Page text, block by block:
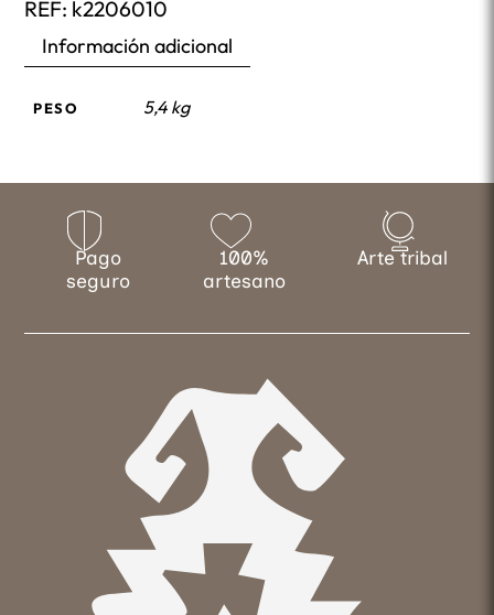
REF: k2206010
Información adicional
PESO 5,4 kg
Pago
seguro
100%
artesano
Arte tribal